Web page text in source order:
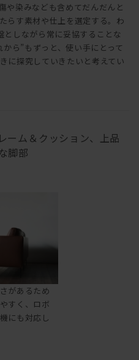
や染みなども含めてだんだんと
らす素材や仕上を選定する。わ
しながら常に妥協することな
ら”もずっと、使い手にとって
に探究していきたいと考えてい
ーム＆クッション、上品
脚部
があるため
すく、ロボ
にも対応し